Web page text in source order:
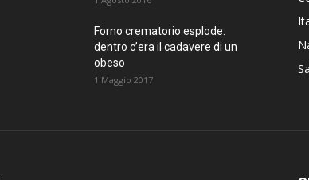
Forno crematorio esplode:
dentro c’era il cadavere di un
obeso
1 Maggio 2017